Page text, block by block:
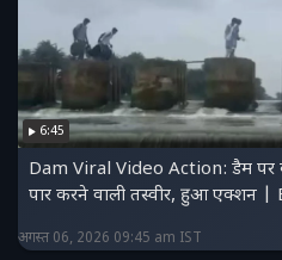
6:45
Dam Viral Video Action: डैम
पार करने वाली
अगस्त 06, 2026 09:45 am IST